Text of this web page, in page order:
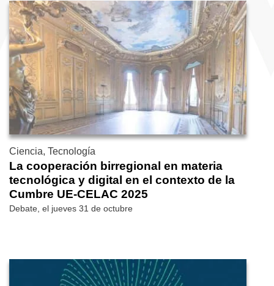
Ciencia, Tecnología
La cooperación birregional en materia
tecnológica y digital en el contexto de la
Cumbre UE-CELAC 2025
Debate, el jueves 31 de octubre